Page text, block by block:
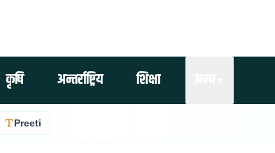
कृषि अन्तर्राष्ट्रिय शिक्षा
Preeti